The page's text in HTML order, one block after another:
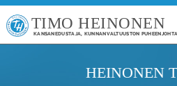
TIMO HEINONEN
KANSANEDUSTAJA, KUNNANVALTUUSTON
HEINONEN